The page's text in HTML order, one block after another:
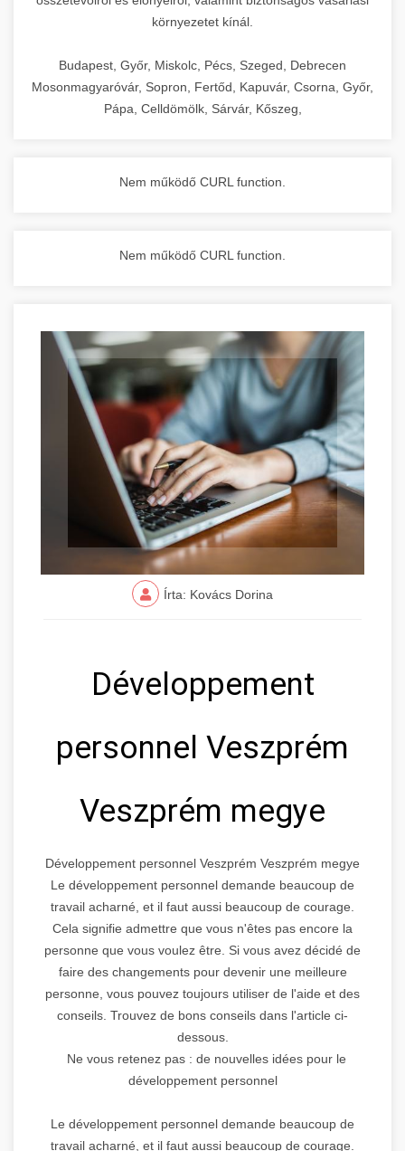
környezetet kínál.
Budapest, Győr, Miskolc, Pécs, Szeged, Debrecen
Mosonmagyaróvár, Sopron, Fertőd, Kapuvár, Csorna, Győr,
Pápa, Celldömölk, Sárvár, Kőszeg,
Nem működő CURL function.
Nem működő CURL function.
Írta: Kovács Dorina
Développement
personnel Veszprém
Veszprém megye
Développement personnel Veszprém Veszprém megye
Le développement personnel demande beaucoup de
travail acharné, et il faut aussi beaucoup de courage.
Cela signifie admettre que vous n'êtes pas encore la
personne que vous voulez être. Si vous avez décidé de
faire des changements pour devenir une meilleure
personne, vous pouvez toujours utiliser de l'aide et des
conseils. Trouvez de bons conseils dans l'article ci-
dessous.
Ne vous retenez pas : de nouvelles idées pour le
développement personnel
Le développement personnel demande beaucoup de
travail acharné, et il faut aussi beaucoup de courage.